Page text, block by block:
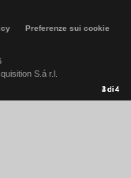
1di4
2di4
3di4
4di4
Preferenze sui cookie
S.á r.l.